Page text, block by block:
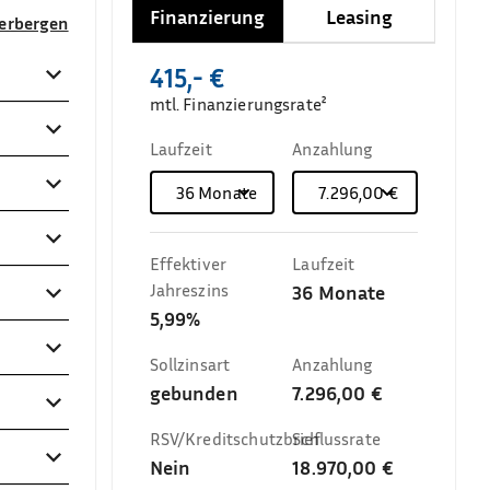
Finanzierung Leasing
415,- €
mtl. Finanzierungsrate²
Laufzeit
36Monate
Anzahlung
7.296,00 €
Effektiver
Jahreszins
5,99%
Laufzeit
36 Monate
Sollzinsart
gebunden
Anzahlung
7.296,00 €
RSV/Kreditschutzbrief
Nein
Schlussrate
18.970,00 €